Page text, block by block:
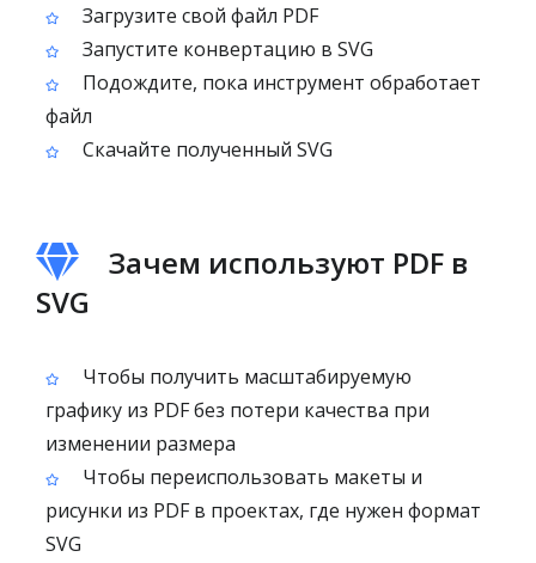
Загрузите свой файл PDF
Запустите конвертацию в SVG
Подождите, пока инструмент обработает
файл
Скачайте полученный SVG
Зачем используют PDF в
SVG
Чтобы получить масштабируемую
графику из PDF без потери качества при
изменении размера
Чтобы переиспользовать макеты и
рисунки из PDF в проектах, где нужен формат
SVG